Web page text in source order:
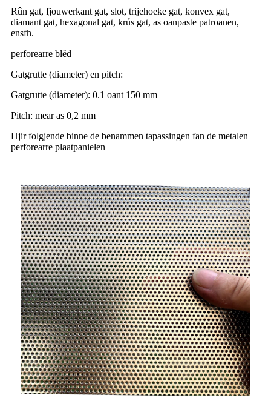
Rûn gat, fjouwerkant gat, slot, trijehoeke gat, konvex gat,
diamant gat, hexagonal gat, krús gat, as oanpaste patroanen,
ensfh.
perforearre blêd
Gatgrutte (diameter) en pitch:
Gatgrutte (diameter): 0.1 oant 150 mm
Pitch: mear as 0,2 mm
Hjir folgjende binne de benammen tapassingen fan de metalen
perforearre plaatpanielen